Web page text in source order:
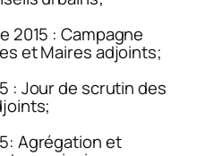
2015 : Campagne
et Maires adjoints;
: Jour de scrutin des
Agrégation et